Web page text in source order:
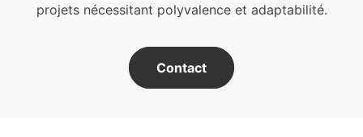
projets nécessitant polyvalence et adaptabilité.
Contact